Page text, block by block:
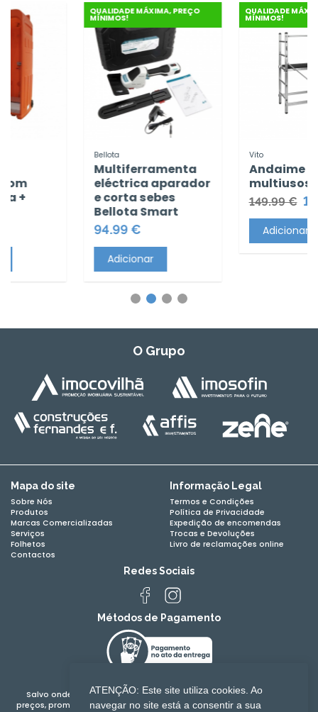
ATENÇÃO: Este site utiliza cookies. Ao
navegar no site está a consentir a sua
QUALIDADE MÁXIMA, PREÇO
MÍNIMOS!
Bellota
Multiferramenta
eléctrica aparador
e corta sebes
Bellota Smart
94.99 €
Adicionar
QUALIDADE MÁXIMA,
MÍNIMOS!
Andaime
multiusos
149.99 €
Adicionar
O Grupo
Mapa do site
Sobre Nós
Produtos
Marcas Comercializadas
Serviços
Folhetos
Contactos
Informação Legal
Termos e Condições
Política de Privacidade
Expedição de encomendas
Trocas e Devoluções
Livro de reclamações online
Redes Sociais
Métodos de Pagamento
Salvo onde se indique um período de vigência mais alargado, os
preços, promoções e ofertas são válidos das 00:00:00 de 06-08-2026